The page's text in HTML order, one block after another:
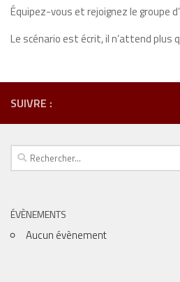
Équipez-vous et rejoignez le groupe
Le scénario est écrit, il n’attend plus
SUIVRE :
Rechercher :
ÉVÈNEMENTS
Aucun évènement